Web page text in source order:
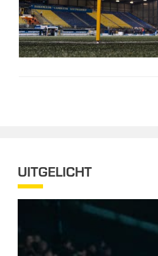
UITGELICHT